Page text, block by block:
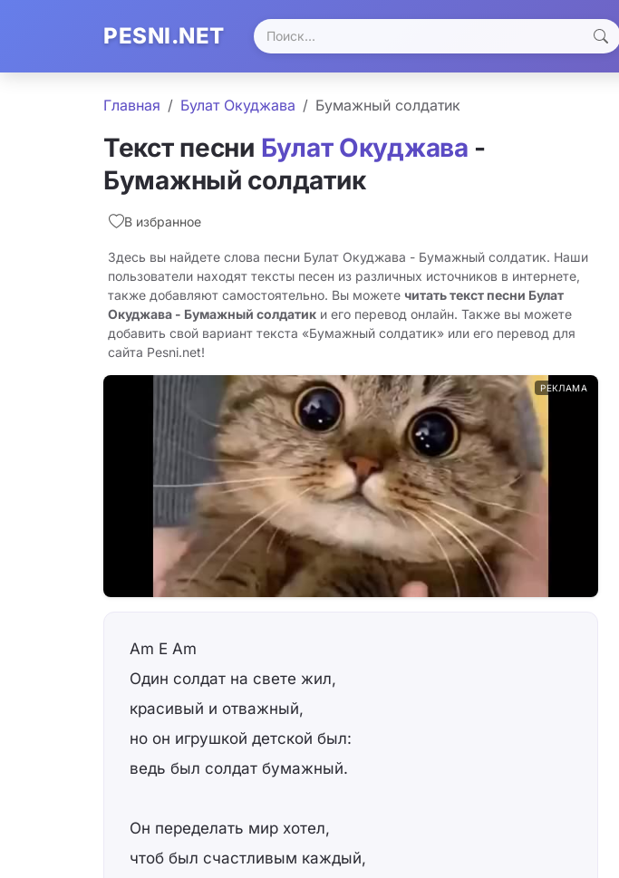
PESNI.NET
Главная Булат Окуджава Бумажный солдатик
Текст песни Булат Окуджава -
Бумажный солдатик
В избранное
Здесь вы найдете слова песни Булат Окуджава - Бумажный солдатик. Наши
пользователи находят тексты песен из различных источников в интернете,
также добавляют самостоятельно. Вы можете читать текст песни Булат
Окуджава - Бумажный солдатик и его перевод онлайн. Также вы можете
добавить свой вариант текста «Бумажный солдатик» или его перевод для
сайта Pesni.net!
РЕКЛАМА
Am E Am
Один солдат на свете жил,
красивый и отважный,
но он игрушкой детской был:
ведь был солдат бумажный.
Он переделать мир хотел,
чтоб был счастливым каждый,